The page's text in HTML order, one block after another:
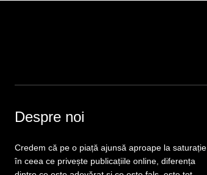
Despre noi
Credem că pe o piață ajunsă aproape la saturație
în ceea ce privește publicațiile online, diferența